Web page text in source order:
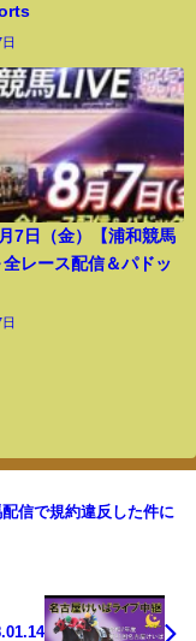
7日（金）【浦和競馬
レース配信＆パドッ
信で規約違反した件に